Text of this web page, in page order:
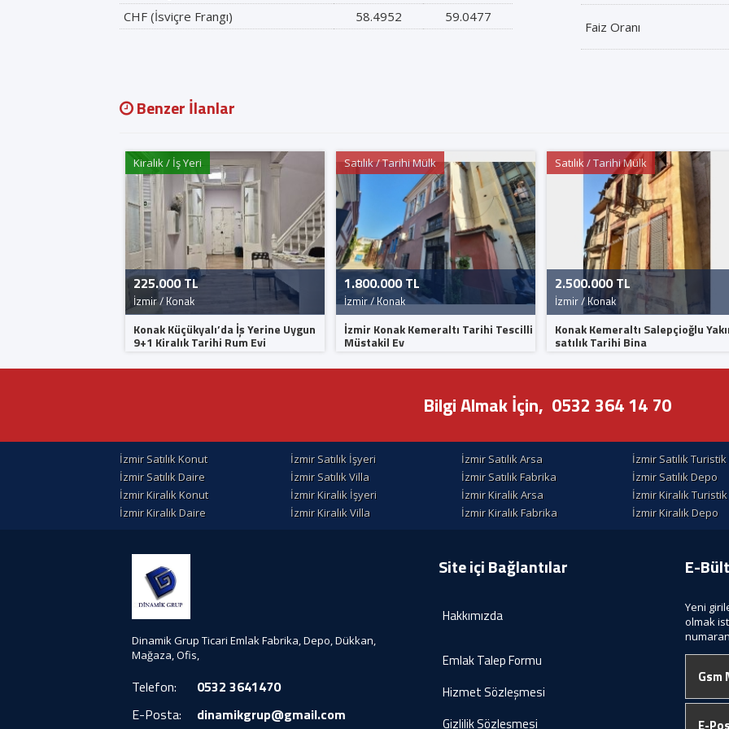
CHF (İsviçre Frangı)
58.4952 59.0477
Faiz Oranı
Benzer İlanlar
Kiralık / İş Yeri
225.000 TL
İzmir / Konak
Konak Küçükyalı’da İş Yerine Uygun
9+1 Kiralık Tarihi Rum Evi
Satılık / Tarihi Mülk
1.800.000 TL
İzmir / Konak
İzmir Konak Kemeraltı Tarihi Tescilli
Müstakil Ev
Satılık / Tarihi Mülk
2.500.000 TL
İzmir / Konak
Konak Kemeraltı Salepçioğlu
satılık Tarihi Bina
Bilgi Almak İçin, 0532 364 14 70
İzmir Satılık Konut İzmir Satılık İşyeri İzmir Satılık Arsa İzmir Satılık
İzmir Satılık Daire
İzmir Satılık Villa İzmir Satılık Fabrika İzmir Satılık Depo
İzmir Kiralık Konut
İzmir Kiralik İşyeri İzmir Kiralik Arsa İzmir Kiralık
İzmir Kiralık Daire
İzmir Kiralık Villa İzmir Kiralık Fabrika İzmir Kiralık Depo
Dinamik Grup Ticari Emlak Fabrika, Depo, Dükkan,
Mağaza, Ofis,
Telefon:
0532 3641470
E-Posta:
dinamikgrup@gmail.com
Site içi Bağlantılar
Hakkımızda
Emlak Talep Formu
Hizmet Sözleşmesi
Gizlilik Sözleşmesi
E-
Yeni
olmak